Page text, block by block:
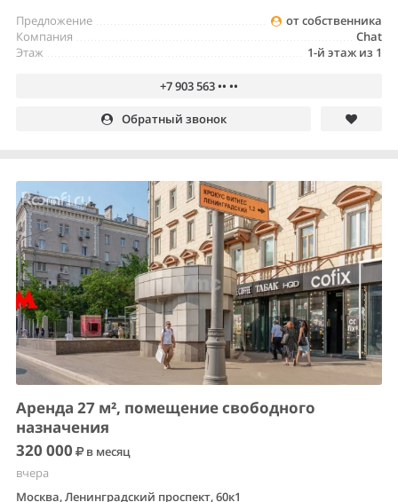
от собственника
Предложение
Chat
Компания
1-й этаж из 1
Этаж
+7 903 563 •• ••
Обратный звонок
Аренда 27 м², помещение свободного
назначения
320 000
в месяц
вчера
Москва, Ленинградский проспект, 60к1